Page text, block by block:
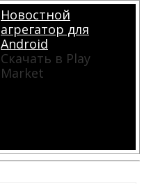
Новостной
агрегатор для
Android
Скачать в Play
Market